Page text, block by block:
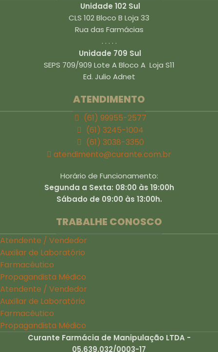
Unidade 102 Sul
CLS 102 Bloco B Loja 33
Rua das Farmácias
. . . . .
Unidade 709 Sul
SEPS 709/909 Lote A Bloco A Loja S11
Ed. Julio Adnet
ATENDIMENTO
(61) 99955-2577
(61) 3245-1004
(61) 3038-3350
atendimento@curante.com.br
Horário de Funcionamento:
Segunda a Sexta: 08:00 às 19:00h
Sábado de 09:00 às 13:00h.
TRABALHE CONOSCO
Atendente / Vendedor
Auxiliar de Laboratório
Farmacêutico
Propagandista Médico
Atendente / Vendedor
Auxiliar de Laboratório
Farmacêutico
Propagandista Médico
Curante Farmácia de Manipulação LTDA -
05.639.032/0003-17